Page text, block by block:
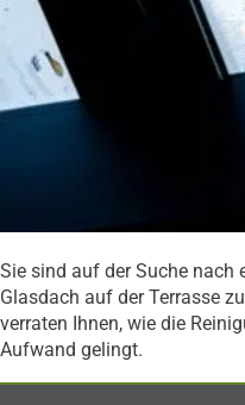
Sie sind auf der Suche nach
Glasdach auf der Terrasse
verraten Ihnen, wie die
Aufwand gelingt.